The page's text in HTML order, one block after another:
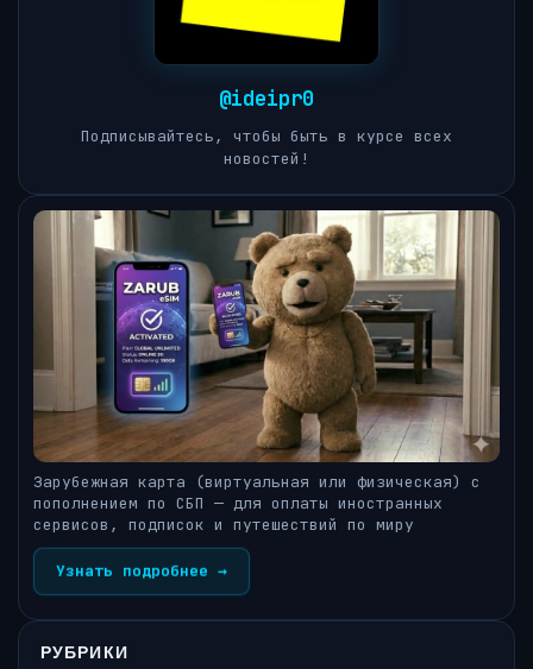
@ideipr0
Подписывайтесь, чтобы быть в курсе всех
новостей!
Зарубежная карта (виртуальная или физическая) с
пополнением по СБП — для оплаты иностранных
сервисов, подписок и путешествий по миру
Узнать подробнее →
РУБРИКИ